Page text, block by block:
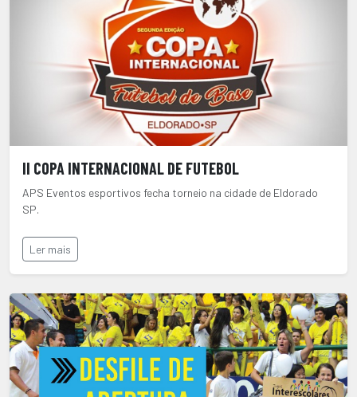
II COPA INTERNACIONAL DE FUTEBOL
APS Eventos esportivos fecha torneio na cidade de Eldorado
SP.
Ler mais